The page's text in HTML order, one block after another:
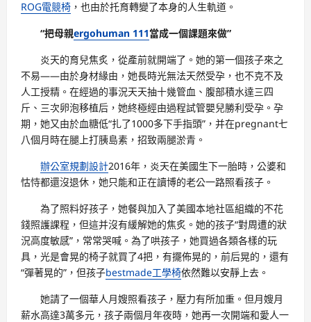
ROG電競椅 ，也由於托育轉變了本身的人生軌道。
“把母親ergohuman 111當成一個課題來做”
炎天的育兒焦炙，從產前就開端了。她的第一個孩子來之
不易——由於身材緣由，她長時光無法天然受孕，也不克不及
人工授精。在經過的事況天天抽十幾管血、腹部積水達三四
斤、三次卵泡移植后，她終極經由過程試管嬰兒勝利受孕。孕
期，她又由於血糖低“扎了1000多下手指頭”，并在pregnant七
八個月時在腿上打胰島素，招致兩腿淤青。
辦公室規劃設計2016年，炎天在美國生下一胎時，公婆和
怙恃都還沒退休，她只能和正在讀博的老公一路照看孩子。
為了照料好孩子，她餐與加入了美國本地社區組織的不花
錢照護課程，但這并沒有緩解她的焦炙。她的孩子“對周遭的狀
況高度敏感”，常常哭喊。為了哄孩子，她買過各類各樣的玩
具，光是會晃的椅子就買了4把，有擺佈晃的，前后晃的，還有
“彈著晃的”，但孩子bestmade工學椅依然難以安靜上去。
她請了一個華人月嫂照看孩子，壓力有所加重。但月嫂月
薪水高達3萬多元，孩子兩個月年夜時，她再一次開端和愛人一